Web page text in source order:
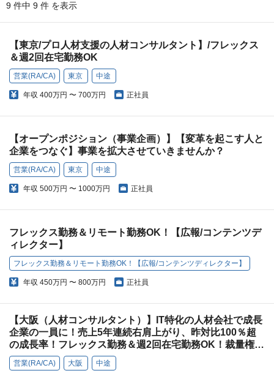
9 件中 9 件 を表示
【東京/プロ人材支援の人材コンサルタント】/フレックス
＆週2回在宅勤務OK
営業(RA/CA) 東京 中途
年収 400万円 〜 700万円 正社員
【オープンポジション（事業企画）】【変革を起こす人と
企業をつなぐ】事業を拡大させていきませんか？
営業(RA/CA) 東京 中途
年収 500万円 〜 1000万円 正社員
フレックス勤務＆リモート勤務OK！【広報/コンテンツデ
ィレクター】
フレックス勤務＆リモート勤務OK！【広報/コンテンツディレクター】
年収 450万円 〜 800万円 正社員
【大阪（人材コンサルタント）】IT特化の人材会社で成長
企業の一員に！売上5年連続右肩上がり、昨対比100％超
の成長率！フレックス勤務＆週2回在宅勤務OK！裁量権を
持って働ける環境でキャリアアップ！
営業(RA/CA) 大阪 中途